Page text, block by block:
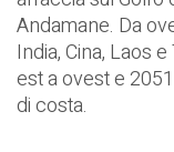
Andamane. Da
India, Cina, Laos
est a ovest e
di costa.